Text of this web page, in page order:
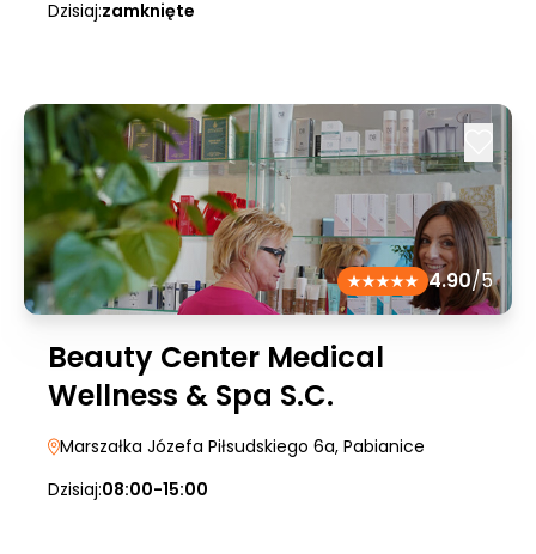
Dzisiaj:zamknięte
4.90/5
Beauty Center Medical
Wellness & Spa S.C.
Marszałka Józefa Piłsudskiego 6a, Pabianice
Dzisiaj:08:00-15:00